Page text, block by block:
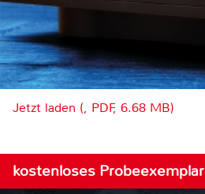
Jetzt laden (, PDF, 6.68 MB)
kostenloses Probeexemplar